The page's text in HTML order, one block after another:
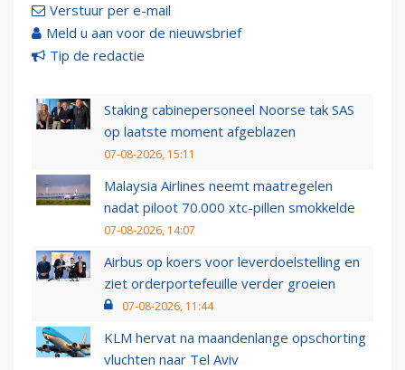
Verstuur per e-mail
Meld u aan voor de nieuwsbrief
Tip de redactie
Staking cabinepersoneel Noorse tak SAS
op laatste moment afgeblazen
07-08-2026, 15:11
Malaysia Airlines neemt maatregelen
nadat piloot 70.000 xtc-pillen smokkelde
07-08-2026, 14:07
Airbus op koers voor leverdoelstelling en
ziet orderportefeuille verder groeien
07-08-2026, 11:44
KLM hervat na maandenlange opschorting
vluchten naar Tel Aviv